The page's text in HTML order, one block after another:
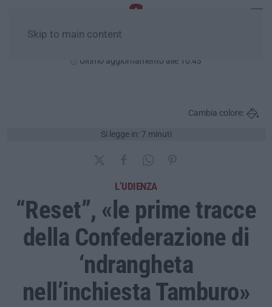
Skip to main content
Ultimo aggiornamento alle 10:43
Si legge in: 7 minuti
Cambia colore:
L’UDIENZA
“Reset”, «le prime tracce
della Confederazione di
‘ndrangheta
nell’inchiesta Tamburo»